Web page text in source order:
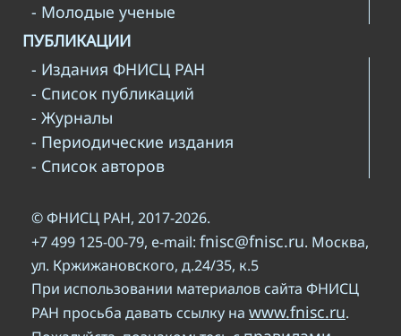
- Молодые ученые
ПУБЛИКАЦИИ
- Издания ФНИСЦ РАН
- Список публикаций
- Журналы
- Периодические издания
- Список авторов
© ФНИСЦ РАН, 2017-2026.
+7 499 125-00-79, e-mail: fnisc@fnisc.ru. Москва,
ул. Кржижановского, д.24/35, к.5
При использовании материалов сайта ФНИСЦ
РАН просьба давать ссылку на www.fnisc.ru.